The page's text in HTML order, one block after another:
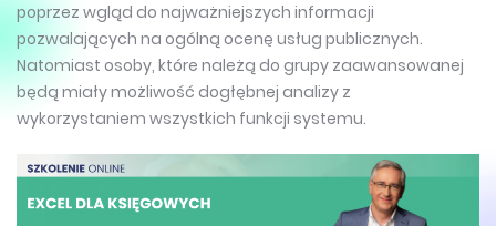
poprzez wgląd do najważniejszych informacji
pozwalających na ogólną ocenę usług publicznych.
Natomiast osoby, które należą do grupy zaawansowanej
będą miały możliwość dogłębnej analizy z
wykorzystaniem wszystkich funkcji systemu.